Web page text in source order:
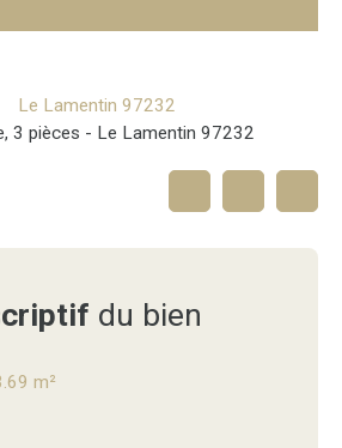
Le Lamentin 97232
3 pièces - Le Lamentin 97232
du bien
m²